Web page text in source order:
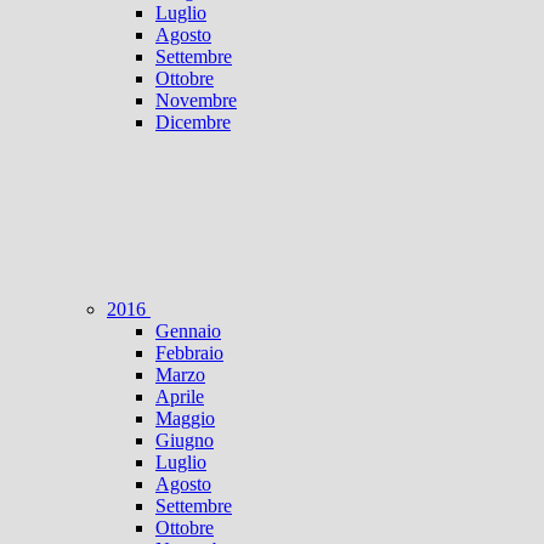
Luglio
Agosto
Settembre
Ottobre
Novembre
Dicembre
2016
Gennaio
Febbraio
Marzo
Aprile
Maggio
Giugno
Luglio
Agosto
Settembre
Ottobre